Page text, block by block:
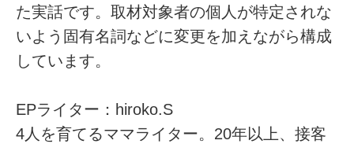
た実話です。取材対象者の個人が特定されな
いよう固有名詞などに変更を加えながら構成
しています。
EPライター：hiroko.S
4人を育てるママライター。20年以上、接客